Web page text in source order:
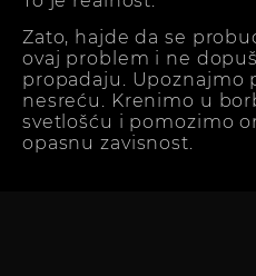
Zato, hajde da se
ovaj problem i ne
propadaju. Upoznajmo
nesreću. Krenimo u
svetlošću i pomozimo
opasnu zavisnost.